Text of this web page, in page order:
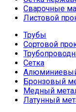
Сварочные
Листовой
Трубы
Сортовой
Сетка
Бронзовый
Медный
Латунный